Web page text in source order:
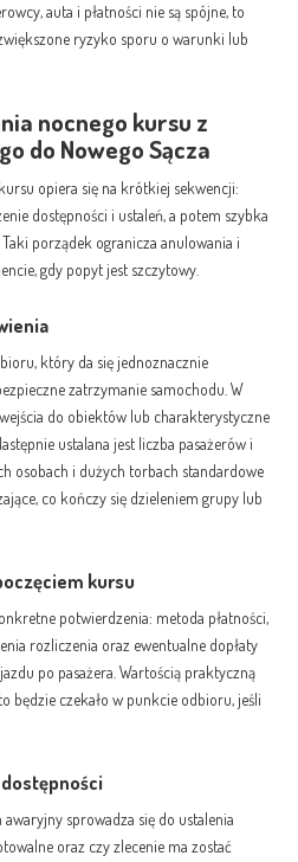
auta i płatności nie są spójne, to
ryzyko sporu o warunki lub
nocnego kursu z
do Nowego Sącza
opiera się na krótkiej sekwencji:
dostępności i ustaleń, a potem szybka
porządek ogranicza anulowania i
gdy popyt jest szczytowy.
który da się jednoznacznie
zatrzymanie samochodu. W
do obiektów lub charakterystyczne
ustalana jest liczba pasażerów i
osobach i dużych torbach standardowe
co kończy się dzieleniem grupy lub
kursu
potwierdzenia: metoda płatności,
rozliczenia oraz ewentualne dopłaty
po pasażera. Wartością praktyczną
będzie czekało w punkcie odbioru, jeśli
sprowadza się do ustalenia
oraz czy zlecenie ma zostać